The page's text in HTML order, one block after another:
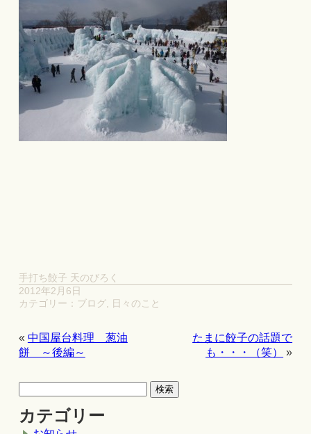
手打ち餃子 天のびろく
2012年2月6日
カテゴリー： ブログ, 日々のこと
« 中国屋台料理 葱油
餅 ～後編～
たまに餃子の話題で
も・・・（笑）
»
カテゴリー